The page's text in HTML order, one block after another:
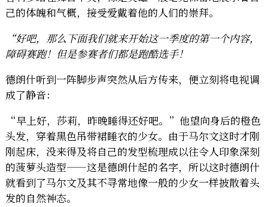
己的体魄和气概，接受爱戴着他的人们的崇拜。
“好吧，那么下面我们就来开始这一季度的第一个内容，
障碍赛跑！但是参赛者们都是跑酷选手！
德朗什听到一阵脚步声突然从后方传来，便立刻将电视调
成了静音：
“早上好，莎莉，昨晚睡得还好吧。”他望向身后的橙色
头发，穿着黑色吊带裙睡衣的少女。由于马尔文这时才刚
刚起床，没来得及将自己的发型梳理成以往令人印象深刻
的菠萝头造型——这是德朗什起的名字，所以这时德朗什
就看到了马尔文及其不寻常地像一般的少女一样披散着头
发的自然神态。